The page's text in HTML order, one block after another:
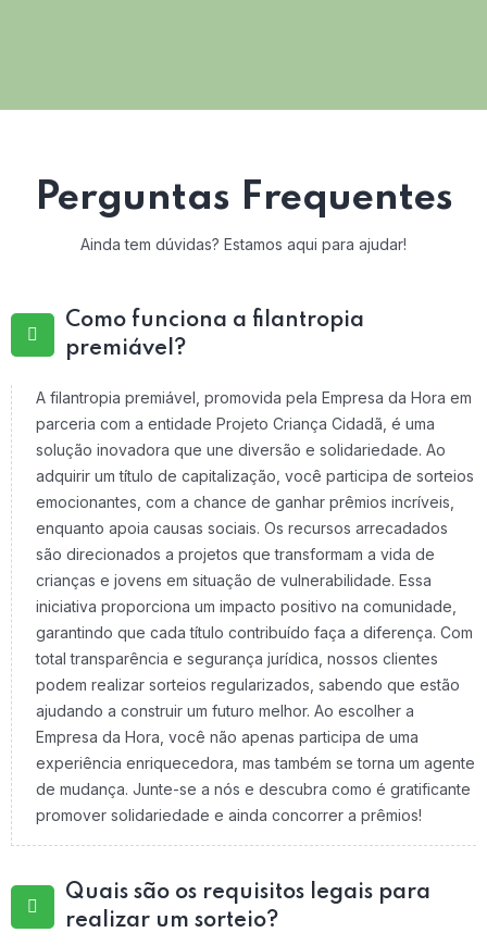
Perguntas Frequentes
Ainda tem dúvidas? Estamos aqui para ajudar!
Como funciona a filantropia
premiável?
A filantropia premiável, promovida pela Empresa da Hora em
parceria com a entidade Projeto Criança Cidadã, é uma
solução inovadora que une diversão e solidariedade. Ao
adquirir um título de capitalização, você participa de sorteios
emocionantes, com a chance de ganhar prêmios incríveis,
enquanto apoia causas sociais. Os recursos arrecadados
são direcionados a projetos que transformam a vida de
crianças e jovens em situação de vulnerabilidade. Essa
iniciativa proporciona um impacto positivo na comunidade,
garantindo que cada título contribuído faça a diferença. Com
total transparência e segurança jurídica, nossos clientes
podem realizar sorteios regularizados, sabendo que estão
ajudando a construir um futuro melhor. Ao escolher a
Empresa da Hora, você não apenas participa de uma
experiência enriquecedora, mas também se torna um agente
de mudança. Junte-se a nós e descubra como é gratificante
promover solidariedade e ainda concorrer a prêmios!
Quais são os requisitos legais para
realizar um sorteio?